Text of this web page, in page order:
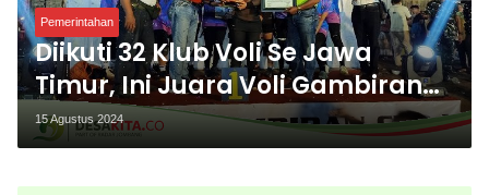
Pemerintahan
Diikuti 32 Klub Voli Se Jawa
Timur, Ini Juara Voli Gambiran
Cup II 2024
15 Agustus 2024